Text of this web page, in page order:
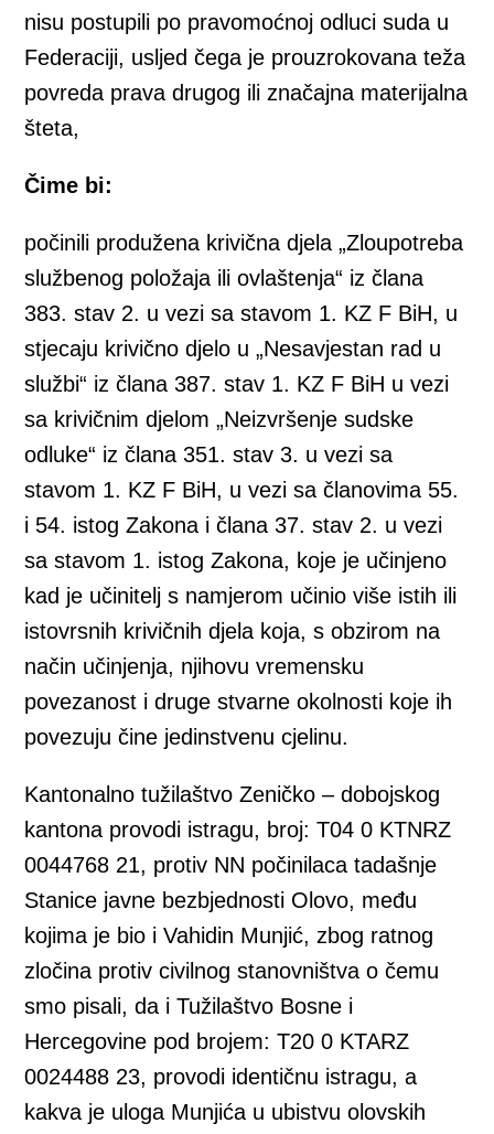
nisu postupili po pravomoćnoj odluci suda u
Federaciji, usljed čega je prouzrokovana teža
povreda prava drugog ili značajna materijalna
šteta,
Čime bi:
počinili produžena krivična djela „Zloupotreba
službenog položaja ili ovlaštenja“ iz člana
383. stav 2. u vezi sa stavom 1. KZ F BiH, u
stjecaju krivično djelo u „Nesavjestan rad u
službi“ iz člana 387. stav 1. KZ F BiH u vezi
sa krivičnim djelom „Neizvršenje sudske
odluke“ iz člana 351. stav 3. u vezi sa
stavom 1. KZ F BiH, u vezi sa članovima 55.
i 54. istog Zakona i člana 37. stav 2. u vezi
sa stavom 1. istog Zakona, koje je učinjeno
kad je učinitelj s namjerom učinio više istih ili
istovrsnih krivičnih djela koja, s obzirom na
način učinjenja, njihovu vremensku
povezanost i druge stvarne okolnosti koje ih
povezuju čine jedinstvenu cjelinu.
Kantonalno tužilaštvo Zeničko – dobojskog
kantona provodi istragu, broj: T04 0 KTNRZ
0044768 21, protiv NN počinilaca tadašnje
Stanice javne bezbjednosti Olovo, među
kojima je bio i Vahidin Munjić, zbog ratnog
zločina protiv civilnog stanovništva o čemu
smo pisali, da i Tužilaštvo Bosne i
Hercegovine pod brojem: T20 0 KTARZ
0024488 23, provodi identičnu istragu, a
kakva je uloga Munjića u ubistvu olovskih